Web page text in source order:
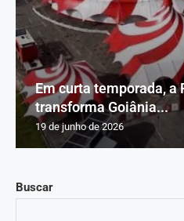
Buscar
Em curta temporada, a
transforma Goiânia...
19 de junho de 2026